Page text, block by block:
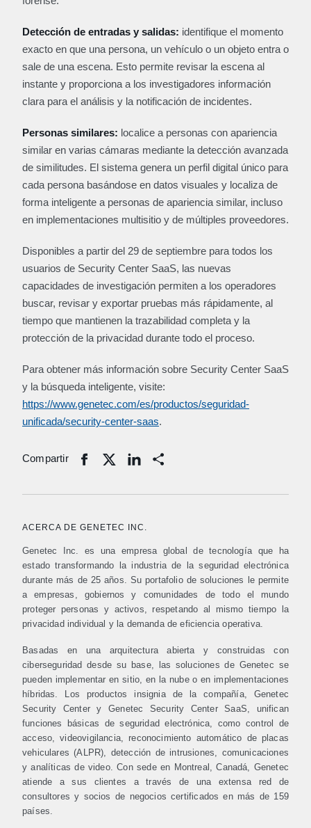
Detección de entradas y salidas: identifique el momento
exacto en que una persona, un vehículo o un objeto entra o
sale de una escena. Esto permite revisar la escena al
instante y proporciona a los investigadores información
clara para el análisis y la notificación de incidentes.
Personas similares: localice a personas con apariencia
similar en varias cámaras mediante la detección avanzada
de similitudes. El sistema genera un perfil digital único para
cada persona basándose en datos visuales y localiza de
forma inteligente a personas de apariencia similar, incluso
en implementaciones multisitio y de múltiples proveedores.
Disponibles a partir del 29 de septiembre para todos los
usuarios de Security Center SaaS, las nuevas
capacidades de investigación permiten a los operadores
buscar, revisar y exportar pruebas más rápidamente, al
tiempo que mantienen la trazabilidad completa y la
protección de la privacidad durante todo el proceso.
Para obtener más información sobre Security Center SaaS
y la búsqueda inteligente, visite:
https://www.genetec.com/es/productos/seguridad-
unificada/security-center-saas.
Compartir Share
ACERCA DE GENETEC INC.
Genetec Inc. es una empresa global de tecnología que ha
estado transformando la industria de la seguridad electrónica
durante más de 25 años. Su portafolio de soluciones le permite
a empresas, gobiernos y comunidades de todo el mundo
proteger personas y activos, respetando al mismo tiempo la
privacidad individual y la demanda de eficiencia operativa.
Basadas en una arquitectura abierta y construidas con
ciberseguridad desde su base, las soluciones de Genetec se
pueden implementar en sitio, en la nube o en implementaciones
híbridas. Los productos insignia de la compañía, Genetec
Security Center y Genetec Security Center SaaS, unifican
funciones básicas de seguridad electrónica, como control de
acceso, videovigilancia, reconocimiento automático de placas
vehiculares (ALPR), detección de intrusiones, comunicaciones
y analíticas de video. Con sede en Montreal, Canadá, Genetec
atiende a sus clientes a través de una extensa red de
consultores y socios de negocios certificados en más de 159
países.